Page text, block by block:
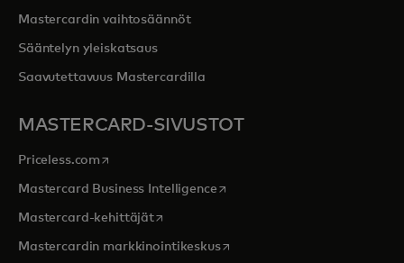
Mastercardin vaihtosäännöt
Sääntelyn yleiskatsaus
Saavutettavuus Mastercardilla
MASTERCARD-SIVUSTOT
Priceless.com opens in a new tab
Mastercard Business Intelligenceopens in a new tab
Mastercard-kehittäjätopens in a new tab
Mastercardin markkinointikeskusopens in a new tab